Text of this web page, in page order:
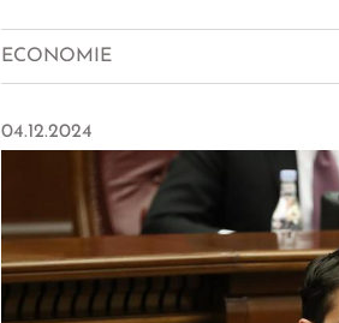
ECONOMIE
04.12.2024